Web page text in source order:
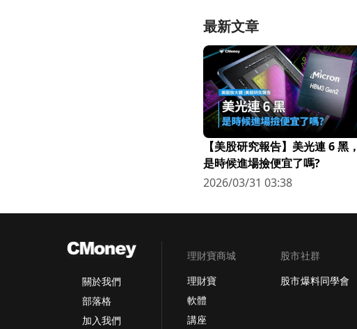
最新文章
【美股研究報告】美光連 6 黑，
是時候進場撿便宜了嗎?
2026/03/31 03:38
關於我們
部落格
加入我們
理財寶商城
理財寶
軟體
講座
股市社群
股市爆料同學會